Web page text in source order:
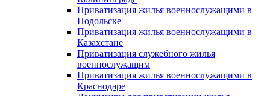
Приватизация жилья военнослужащими в
Подольске
Приватизация жилья военнослужащими в
Казахстане
Приватизация служебного жилья
военнослужащим
Приватизация жилья военнослужащими в
Краснодаре